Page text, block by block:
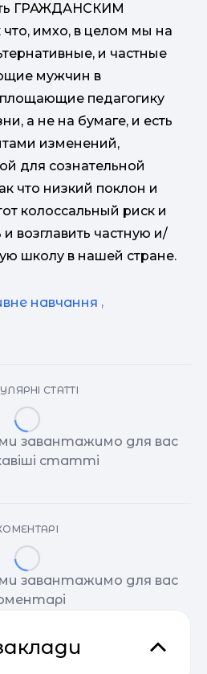
ГРАЖДАНСКИМ
имхо, в целом мы на
и частные
мужчин в
педагогику
а не на бумаге, и есть
изменений,
для сознательной
что низкий поклон и
колоссальный риск и
возглавить частную и/
школу в нашей стране.
навчання ,
СТАТТІ
завантажимо для вас
статті
завантажимо для вас